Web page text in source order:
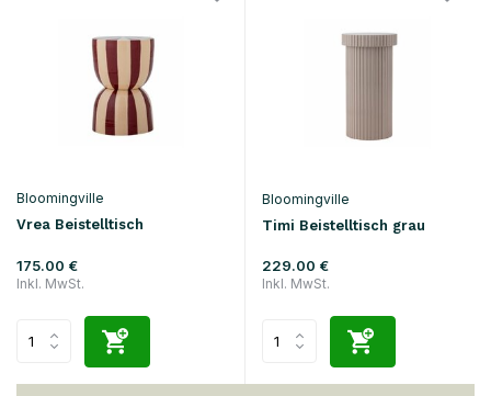
Bloomingville
Vrea Beistelltisch
175.00 €
Inkl. MwSt.
Bloomingville
Timi Beistelltisch grau
229.00 €
Inkl. MwSt.